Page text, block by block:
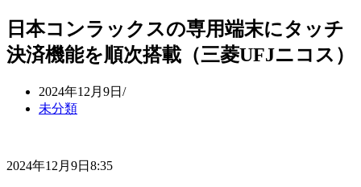
日本コンラックスの専用端末にタッチ
決済機能を順次搭載（三菱UFJニコス）
2024年12月9日
未分類
2024年12月9日8:35